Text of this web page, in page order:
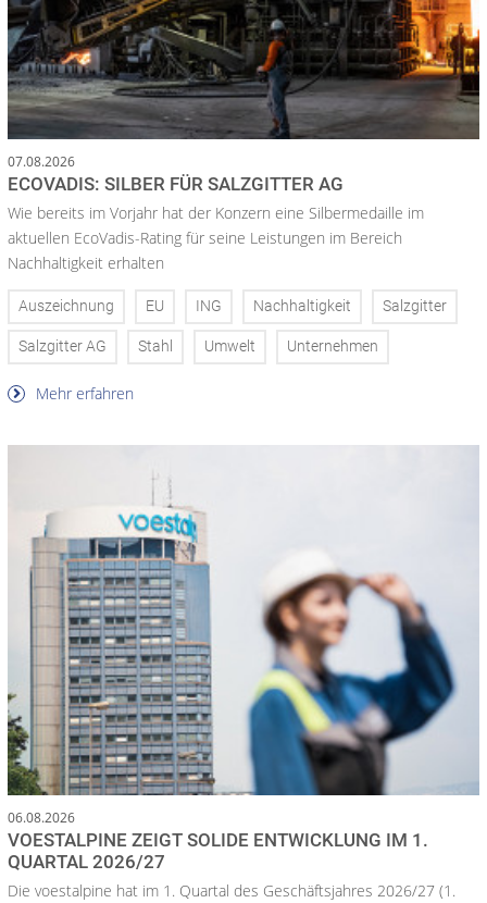
07.08.2026
ECOVADIS: SILBER FÜR SALZGITTER AG
Wie bereits im Vorjahr hat der Konzern eine Silbermedaille im
aktuellen EcoVadis-Rating für seine Leistungen im Bereich
Nachhaltigkeit erhalten
Auszeichnung EU ING Nachhaltigkeit Salzgitter
Salzgitter AG Stahl Umwelt Unternehmen
Mehr erfahren
06.08.2026
VOESTALPINE ZEIGT SOLIDE ENTWICKLUNG IM 1.
QUARTAL 2026/27
Die voestalpine hat im 1. Quartal des Geschäftsjahres 2026/27 (1.